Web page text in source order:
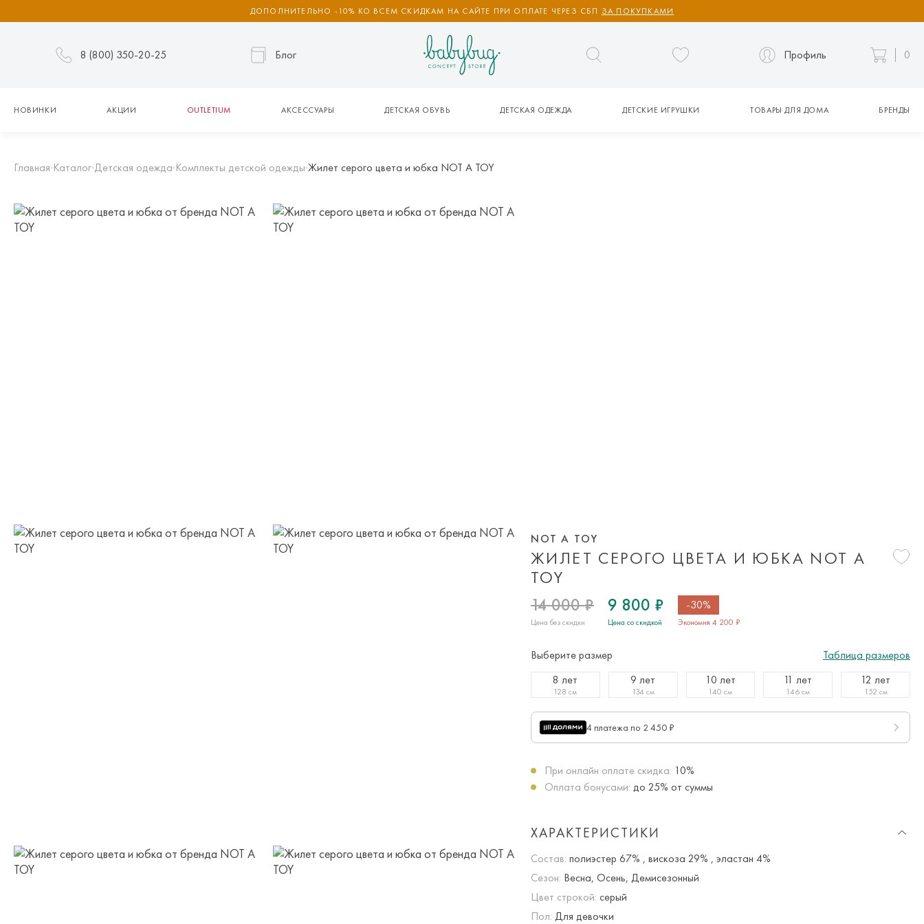
ДОПОЛНИТЕЛЬНО -10% КО ВСЕМ СКИДКАМ НА САЙТЕ ПРИ ОПЛАТЕ ЧЕРЕЗ СБП ЗА ПОКУПКАМИ
8 (800) 350-20-25 Блог Профиль 0
НОВИНКИ АКЦИИ OUTLETIUM АКСЕССУАРЫ ДЕТСКАЯ ОБУВЬ ДЕТСКАЯ ОДЕЖДА ДЕТСКИЕ ИГРУШКИ ТОВАРЫ ДЛЯ ДОМА БРЕНДЫ
Главная Каталог Детская одежда Комплекты детской одежды Жилет серого цвета и юбка NOT A TOY
ЖИЛЕТ СЕРОГО ЦВЕТА И ЮБКА NOT A
TOY
NOT A TOY
14 000 ₽
Цена без скидки
9 800 ₽
Цена со скидкой
-30%
Экономия 4 200 ₽
Выберите размер
Таблица размеров
8 лет
128 см
9 лет
134 см
10 лет
140 см
11 лет
146 см
12 лет
152 см
4 платежа по 2 450 ₽
При онлайн оплате скидка: 10%
Оплата бонусами: до 25% от суммы
ХАРАКТЕРИСТИКИ
Состав: полиэстер 67% , вискоза 29% , эластан 4%
Сезон: Весна, Осень, Демисезонный
Цвет строкой: серый
Пол: Для девочки